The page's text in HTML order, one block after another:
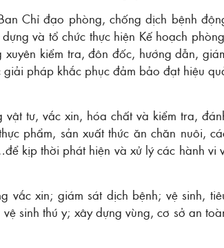
Chỉ đạo phòng, chống dịch bệnh
và tổ chức thực hiện Kế hoạch
kiểm tra, đôn đốc, hướng dẫn,
pháp khắc phục đảm bảo đạt hiệu
vật tư, vắc xin, hóa chất và kiểm tra,
phẩm, sản xuất thức ăn chăn nuôi,
kịp thời phát hiện và xử lý các hành vi
vắc xin; giám sát dịch bệnh; vệ sinh,
sinh thú y; xây dựng vùng, cơ sở an